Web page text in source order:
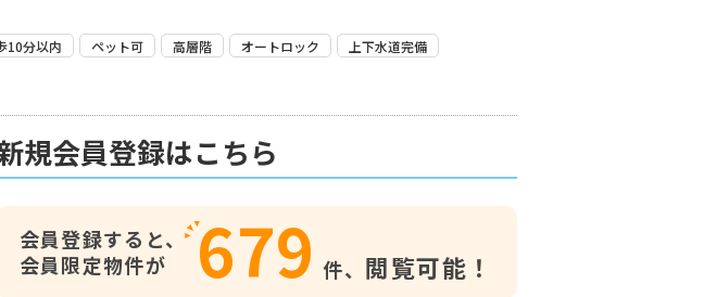
10分以内 ペット可 高層階 オートロック
上下水道完備
規会員登録はこちら
会員登録すると、
会員限定物件が
679 件、 閲覧可能！